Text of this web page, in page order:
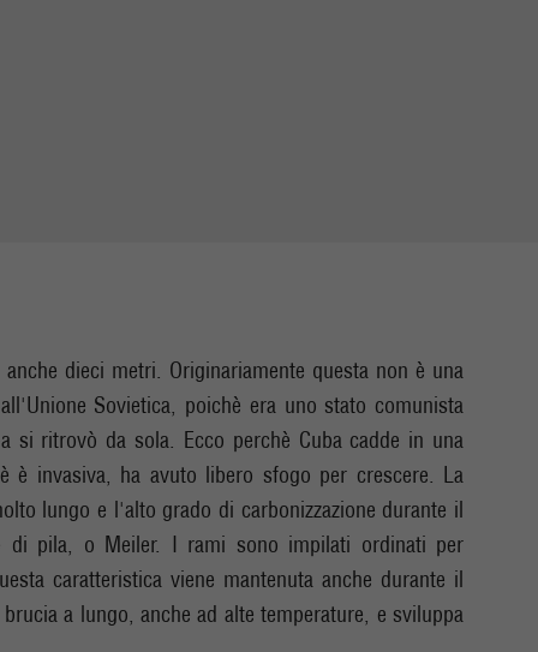
dieci metri. Originariamente questa non è una
Sovietica, poichè era uno stato comunista
si ritrovò da sola. Ecco perchè Cuba cadde in una
invasiva, ha avuto libero sfogo per crescere. La
lungo e l'alto grado di carbonizzazione durante il
di pila, o Meiler. I rami sono impilati ordinati per
caratteristica viene mantenuta anche durante il
a lungo, anche ad alte temperature, e sviluppa